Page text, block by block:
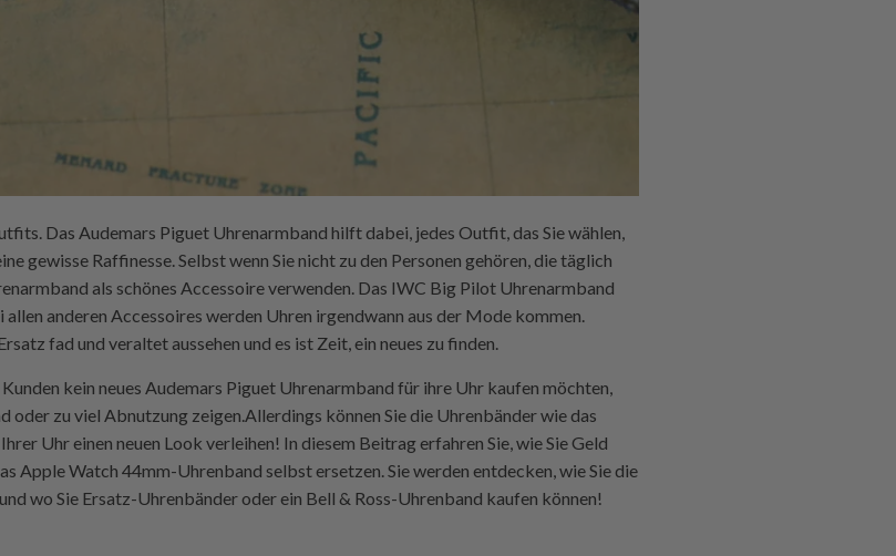
Das Audemars Piguet Uhrenarmband hilft dabei, jedes Outfit, das Sie wählen,
gewisse Raffinesse. Selbst wenn Sie nicht zu den Personen gehören, die täglich
als schönes Accessoire verwenden. Das IWC Big Pilot Uhrenarmband
anderen Accessoires werden Uhren irgendwann aus der Mode kommen.
fad und veraltet aussehen und es ist Zeit, ein neues zu finden.
kein neues Audemars Piguet Uhrenarmband für ihre Uhr kaufen möchten,
oder zu viel Abnutzung zeigen.Allerdings können Sie die Uhrenbänder wie das
Uhr einen neuen Look verleihen! In diesem Beitrag erfahren Sie, wie Sie Geld
Apple Watch 44mm-Uhrenband selbst ersetzen. Sie werden entdecken, wie Sie die
wo Sie Ersatz-Uhrenbänder oder ein Bell & Ross-Uhrenband kaufen können!